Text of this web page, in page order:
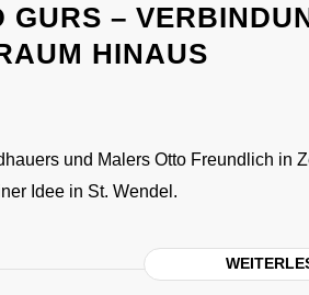
GURS –
HINAUS
und Malers Otto Freundlich in
Idee in St. Wendel.